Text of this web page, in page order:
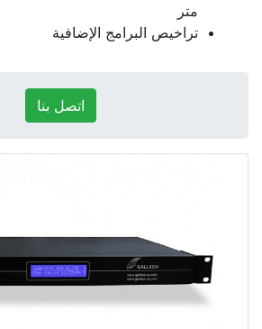
متر
تراخيص البرامج الإضافية
اتصل بنا